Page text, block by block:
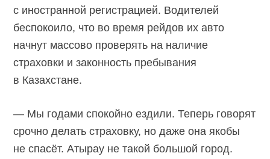
с иностранной регистрацией. Водителей
беспокоило, что во время рейдов их авто
начнут массово проверять на наличие
страховки и законность пребывания
в Казахстане.
— Мы годами спокойно ездили. Теперь говорят
срочно делать страховку, но даже она якобы
не спасёт. Атырау не такой большой город.